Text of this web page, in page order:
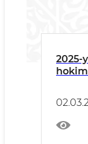
2025-